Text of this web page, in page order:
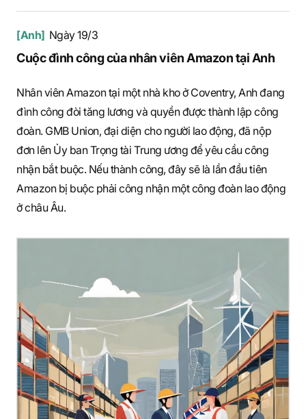
[Anh] Ngày 19/3
Cuộc đình công của nhân viên Amazon tại Anh
Nhân viên Amazon tại một nhà kho ở Coventry, Anh đang
đình công đòi tăng lương và quyền được thành lập công
đoàn. GMB Union, đại diện cho người lao động, đã nộp
đơn lên Ủy ban Trọng tài Trung ương để yêu cầu công
nhận bắt buộc. Nếu thành công, đây sẽ là lần đầu tiên
Amazon bị buộc phải công nhận một công đoàn lao động
ở châu Âu.